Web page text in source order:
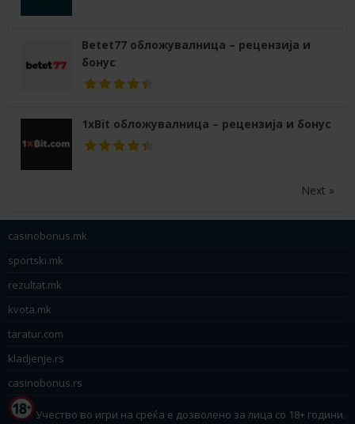
Betet77 обложувалница – рецензија и
бонус
1xBit обложувалница – рецензија и бонус
Next »
casinobonus.mk
sportski.mk
rezultat.mk
kvota.mk
taratur.com
kladjenje.rs
casinobonus.rs
Учество во игри на среќа е дозволено за лица со 18+ години.